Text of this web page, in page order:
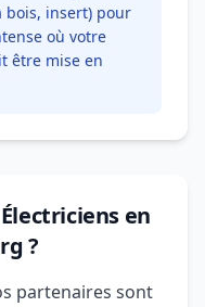
bois, insert) pour
où votre
être mise en
en
?
partenaires sont